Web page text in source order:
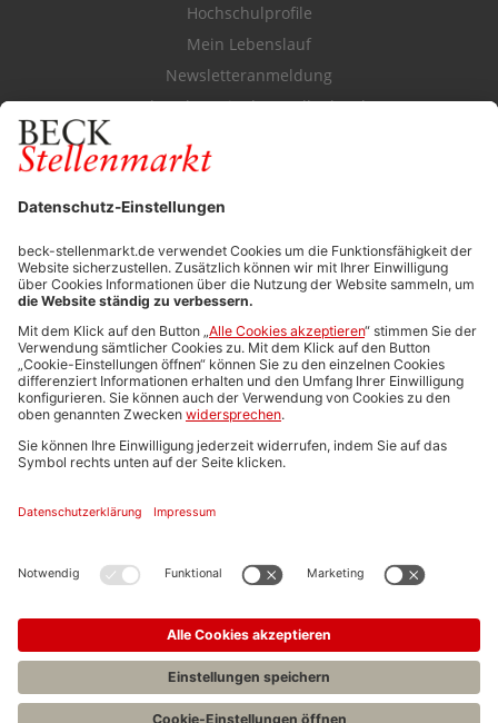
Hochschulprofile
Mein Lebenslauf
Newsletteranmeldung
Durchsuchen Sie den Stellenkatalog
FÜR ARBEITGEBER
Stellenmarktpreise
Anzeigen-AGB
Media-Daten
Newsletteranmeldung
Produktübersicht
ALLGEMEIN
FAQs
Impressum
Stellenangebote C.H.BECK